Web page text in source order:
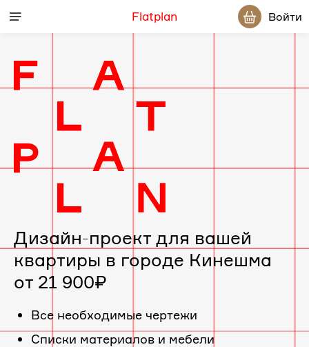
Flatplan Войти
Дизайн-проект для вашей
квартиры в городе Кинешма
от 21 900₽
Все необходимые чертежи
Cписки материалов и мебели